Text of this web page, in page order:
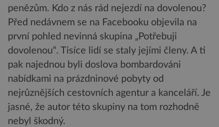
penězům. Kdo z nás rád nejezdí na dovolenou?
Před nedávnem se na Facebooku objevila na
první pohled nevinná skupina „Potřebuji
dovolenou“. Tisíce lidí se staly jejími členy. A ti
pak najednou byli doslova bombardováni
nabídkami na prázdninové pobyty od
nejrůznějších cestovních agentur a kanceláří. Je
jasné, že autor této skupiny na tom rozhodně
nebyl škodný.